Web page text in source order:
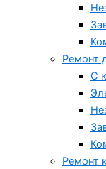
Ремонт
С
Ремонт